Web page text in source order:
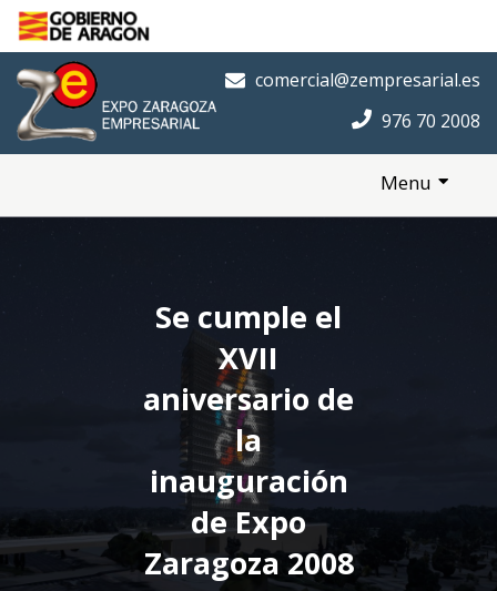
Saltar al contenido principal
comercial@zempresarial.es
976 70 2008
Inicio
Menu
Se cumple el
XVII
aniversario de
la
inauguración
de Expo
Zaragoza 2008